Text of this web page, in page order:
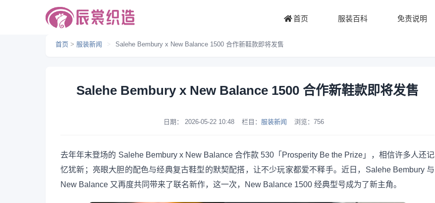
首页 服装百科 免责说明
首页 > 服装新闻 > Salehe Bembury x New Balance 1500 合作新鞋款即将发售
Salehe Bembury x New Balance 1500 合作新鞋款即将发售
日期： 2026-05-22 10:48 栏目： 服装新闻 浏览： 756
去年年末登场的 Salehe Bembury x New Balance 合作款 530「Prosperity Be the Prize」，相信许多人还记
忆犹新；亮眼大胆的配色与经典复古鞋型的默契配搭，让不少玩家都爱不释手。近日，Salehe Bembury 与
New Balance 又再度共同带来了联名新作，这一次，New Balance 1500 经典型号成为了新主角。